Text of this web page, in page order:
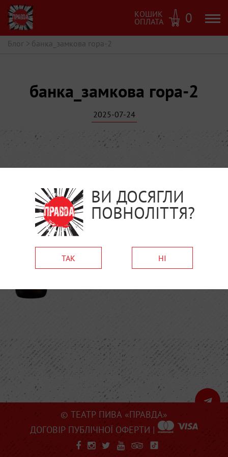
КОШИК
ОПЛАТА 0
Блог > банка_замкова гора-2
банка_замкова гора-2
2025-07-24
© ТЕАТР ПИВА «ПРАВДА»
ДОГОВІР ПУБЛІЧНОЇ ОФЕРТИ |
ВИ ДОСЯГЛИ
ПОВНОЛІТТЯ?
ТАК НІ